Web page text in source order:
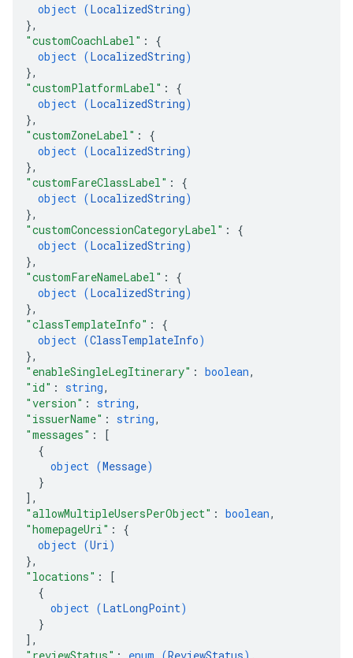
object (LocalizedString)
},
"customCoachLabel" : {
object (LocalizedString)
},
"customPlatformLabel" : {
object (LocalizedString)
},
"customZoneLabel" : {
object (LocalizedString)
},
"customFareClassLabel" : {
object (LocalizedString)
},
"customConcessionCategoryLabel" : {
object (LocalizedString)
},
"customFareNameLabel" : {
object (LocalizedString)
},
"classTemplateInfo" : {
object (ClassTemplateInfo)
},
"enableSingleLegItinerary" : boolean,
"id" : string,
"version" : string,
"issuerName" : string,
"messages" :
[
{
object (Message)
}
] ,
"allowMultipleUsersPerObject" : boolean,
"homepageUri" : {
object (Uri)
},
"locations" :
[
{
object (LatLongPoint)
}
] ,